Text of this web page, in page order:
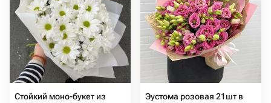
Стойкий моно-букет из
Эустома розовая 21шт в